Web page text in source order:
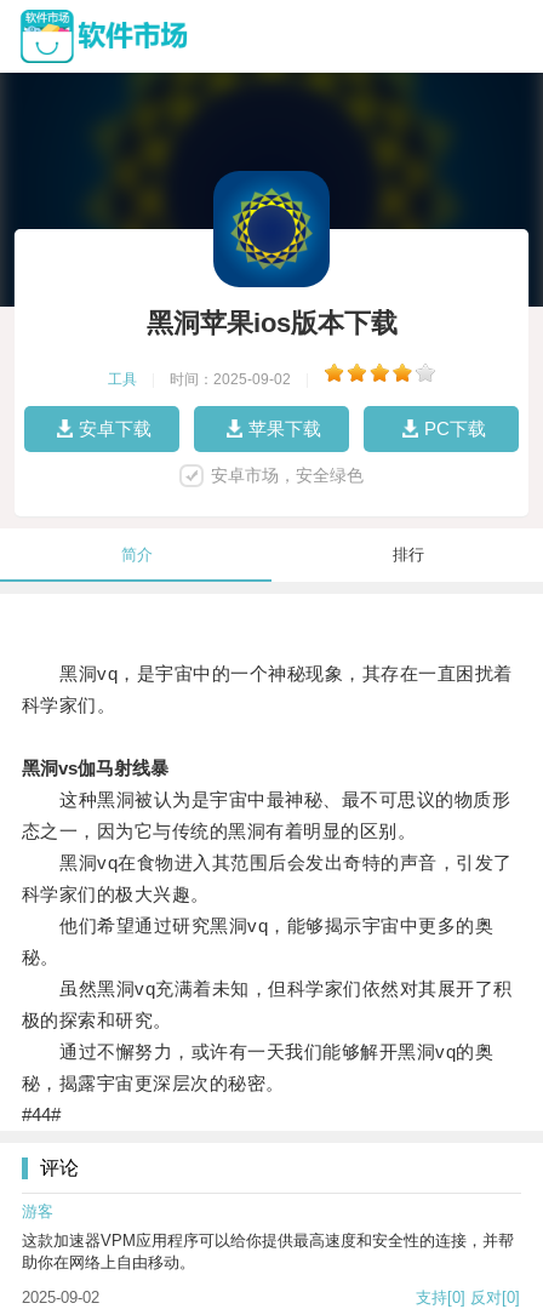
黑洞苹果ios版本下载
工具 时间：2025-09-02
安卓下载 苹果下载 PC下载
安卓市场，安全绿色
简介 排行
黑洞vq，是宇宙中的一个神秘现象，其存在一直困扰着
科学家们。
黑洞vs伽马射线暴
这种黑洞被认为是宇宙中最神秘、最不可思议的物质形
态之一，因为它与传统的黑洞有着明显的区别。
黑洞vq在食物进入其范围后会发出奇特的声音，引发了
科学家们的极大兴趣。
他们希望通过研究黑洞vq，能够揭示宇宙中更多的奥
秘。
虽然黑洞vq充满着未知，但科学家们依然对其展开了积
极的探索和研究。
通过不懈努力，或许有一天我们能够解开黑洞vq的奥
秘，揭露宇宙更深层次的秘密。
#44#
评论
游客
这款加速器VPM应用程序可以给你提供最高速度和安全性的连接，并帮
助你在网络上自由移动。
2025-09-02
支持[0] 反对[0]